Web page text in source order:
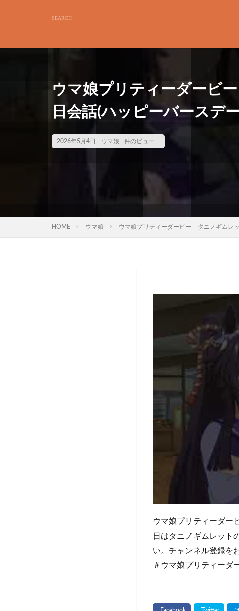
ウマ娘プリティーダービ
日会話(ハッピーバースデ
2026年5月4日 ウマ娘 件のビュー
HOME ウマ娘 ウマ娘プリティーダービー タニノギムレ
ウマ娘プリティーダー
日はタニノギムレット
い。チャンネル登録を
＃ウマ娘プリティーダ